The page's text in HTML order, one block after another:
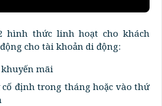
hình thức linh hoạt cho khách
cho tài khoản di động:
mãi
cố định trong tháng hoặc vào thứ